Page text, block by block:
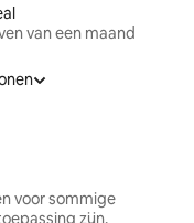
van een maand
voor sommige
zijn.